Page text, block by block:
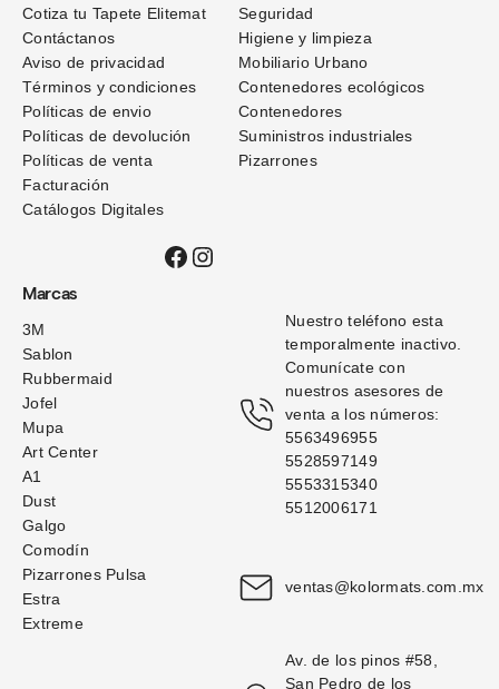
Cotiza tu Tapete Elitemat
Contáctanos
Aviso de privacidad
Términos y condiciones
Políticas de envio
Políticas de devolución
Políticas de venta
Facturación
Catálogos Digitales
Facebook
Instagram
Seguridad
Higiene y limpieza
Mobiliario Urbano
Contenedores ecológicos
Contenedores
Suministros industriales
Pizarrones
Marcas
3M
Sablon
Rubbermaid
Jofel
Mupa
Art Center
A1
Dust
Galgo
Comodín
Pizarrones Pulsa
Estra
Extreme
Nuestro teléfono esta
temporalmente inactivo.
Comunícate con
nuestros asesores de
venta a los números:
5563496955
5528597149
5553315340
5512006171
ventas@kolormats.com.mx
Av. de los pinos #58,
San Pedro de los